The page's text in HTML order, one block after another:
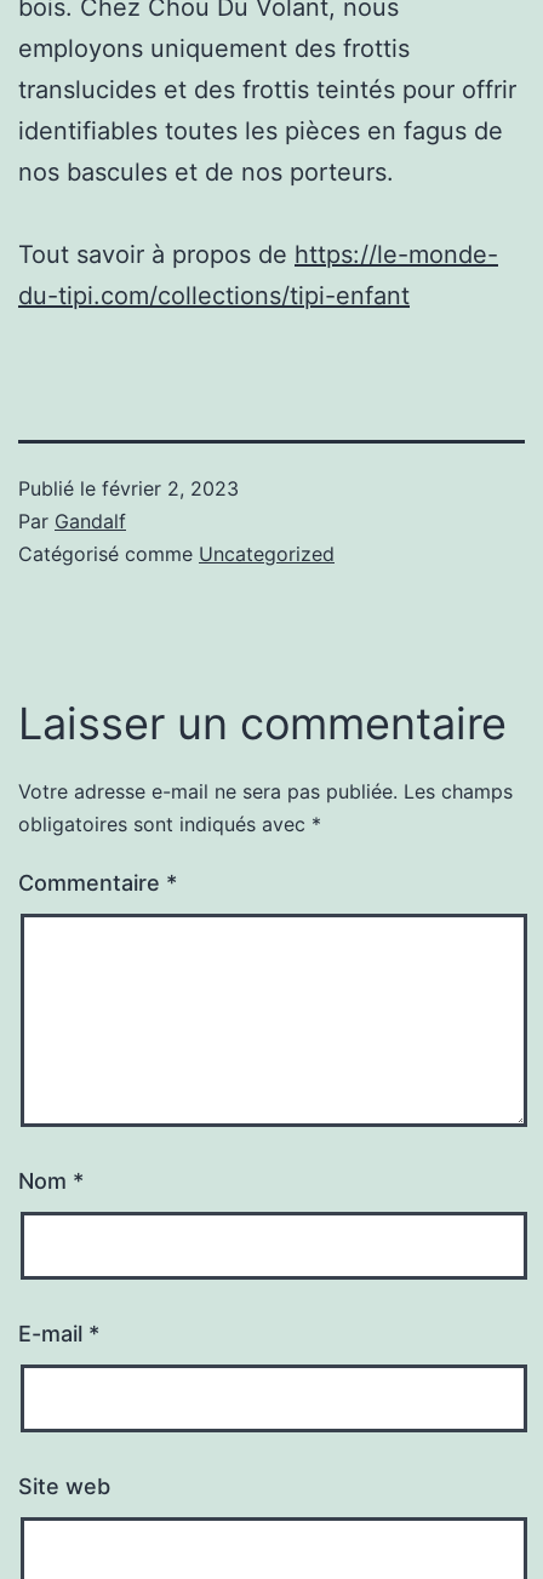
bois. Chez Chou Du Volant, nous
employons uniquement des frottis
translucides et des frottis teintés pour offrir
identifiables toutes les pièces en fagus de
nos bascules et de nos porteurs.
Tout savoir à propos de https://le-monde-
du-tipi.com/collections/tipi-enfant
Publié le février 2, 2023
Par Gandalf
Catégorisé comme Uncategorized
Laisser un commentaire
Votre adresse e-mail ne sera pas publiée. Les champs
obligatoires sont indiqués avec *
Commentaire *
Nom *
E-mail *
Site web